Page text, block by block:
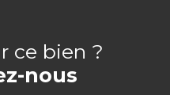
ce bien ?
nous